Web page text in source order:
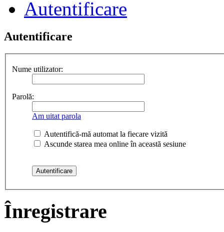
Autentificare
Autentificare
Nume utilizator:
Parolă:
Am uitat parola
Autentifică-mă automat la fiecare vizită
Ascunde starea mea online în această sesiune
Înregistrare